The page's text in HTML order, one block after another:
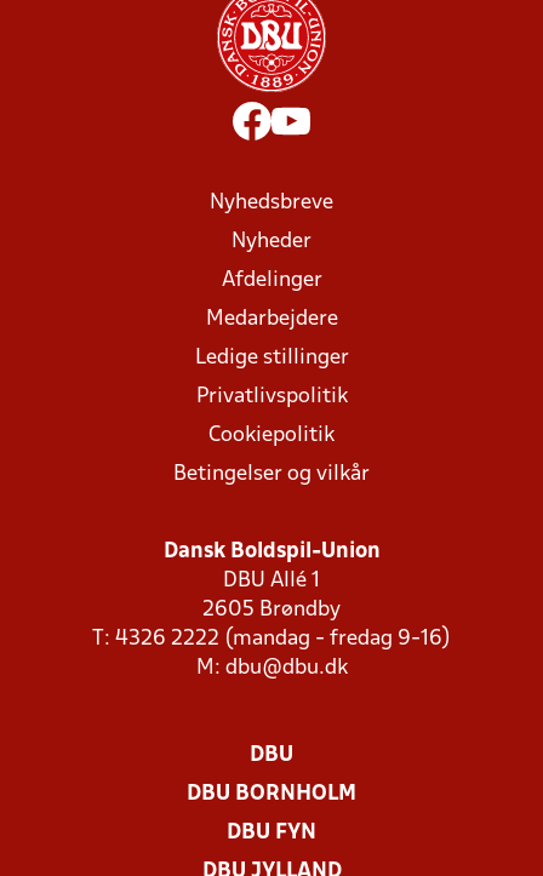
Nyhedsbreve
Nyheder
Afdelinger
Medarbejdere
Ledige stillinger
Privatlivspolitik
Cookiepolitik
Betingelser og vilkår
Dansk Boldspil-Union
DBU Allé 1
2605 Brøndby
T: 4326 2222 (mandag - fredag 9-16)
M: dbu@dbu.dk
DBU
DBU BORNHOLM
DBU FYN